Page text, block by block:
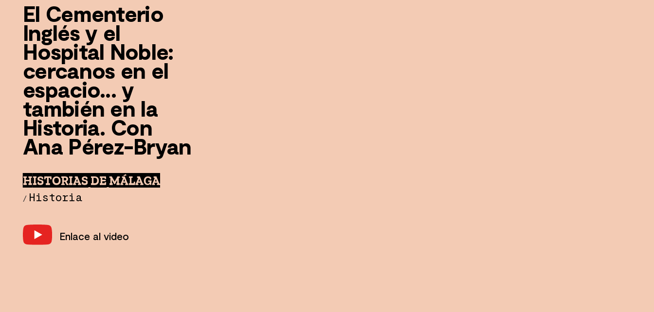
El Cementerio
Inglés y el
Hospital Noble:
cercanos en el
espacio... y
también en la
Historia. Con
Ana Pérez-Bryan
HISTORIAS DE MÁLAGA
/ Historia
Enlace al video